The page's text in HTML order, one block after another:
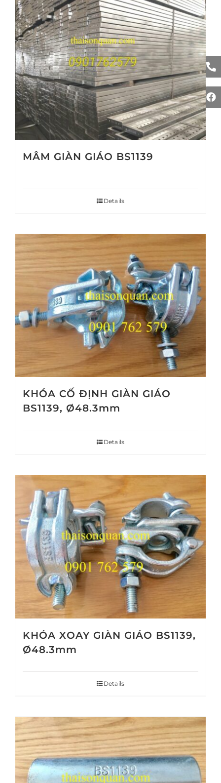
MÂM GIÀN GIÁO BS1139
Details
KHÓA CỐ ĐỊNH GIÀN GIÁO
BS1139, Ø48.3mm
Details
KHÓA XOAY GIÀN GIÁO BS1139,
Ø48.3mm
Details